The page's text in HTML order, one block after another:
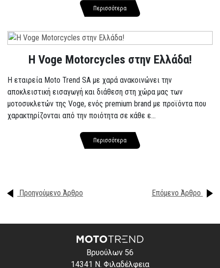
Περισσότερα
H Voge Motorcycles στην Ελλάδα!
Η εταιρεία Moto Trend SA με χαρά ανακοινώνει την
αποκλειστική εισαγωγή και διάθεση στη χώρα μας των
μοτοσυκλετών της Voge, ενός premium brand με προϊόντα που
χαρακτηρίζονται από την ποιότητα σε κάθε ε...
Περισσότερα
Προηγούμενο Άρθρο Επόμενο Άρθρο
Βρυούλων 56
14341 Ν. Φιλαδέλφεια